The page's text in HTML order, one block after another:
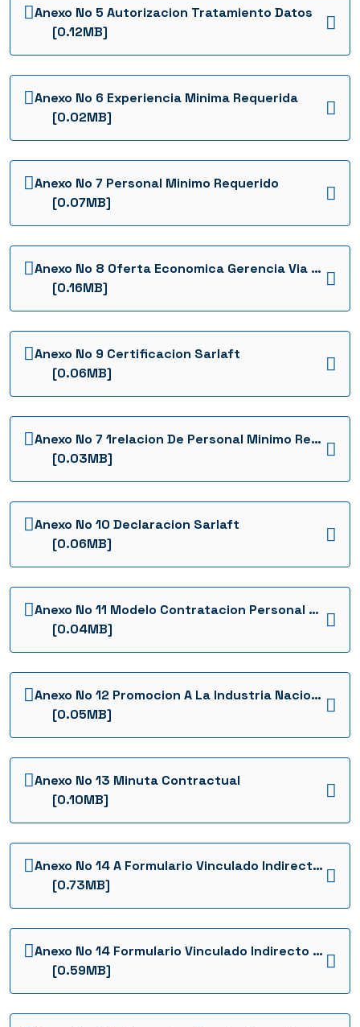
Anexo No 5 Autorizacion Tratamiento Datos
[0.12MB]
Anexo No 6 Experiencia Minima Requerida
[0.02MB]
Anexo No 7 Personal Minimo Requerido
[0.07MB]
Anexo No 8 Oferta Economica Gerencia Via Huila
[0.16MB]
Anexo No 9 Certificacion Sarlaft
[0.06MB]
Anexo No 7 1relacion De Personal Minimo Requerido
[0.03MB]
Anexo No 10 Declaracion Sarlaft
[0.06MB]
Anexo No 11 Modelo Contratacion Personal De La Zona
[0.04MB]
Anexo No 12 Promocion A La Industria Nacional
[0.05MB]
Anexo No 13 Minuta Contractual
[0.10MB]
Anexo No 14 A Formulario Vinculado Indirecto Y Contratista Derivado
[0.73MB]
Anexo No 14 Formulario Vinculado Indirecto Y Contratista Derivado
[0.59MB]